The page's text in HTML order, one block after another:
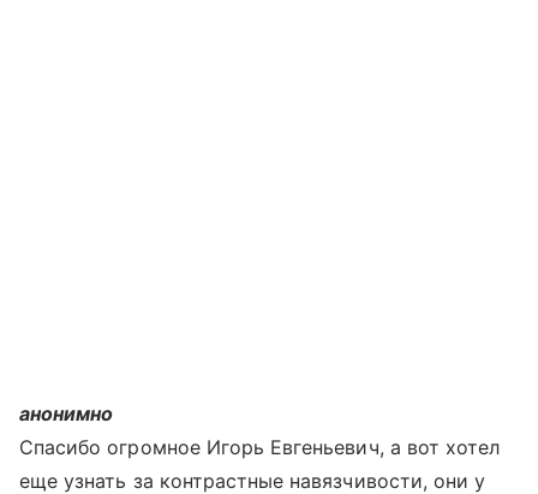
анонимно
Спасибо огромное Игорь Евгеньевич, а вот хотел
еще узнать за контрастные навязчивости, они у